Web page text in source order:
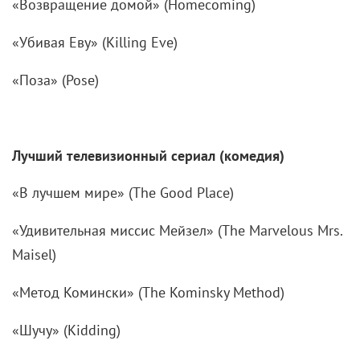
«Возвращение домой» (Homecoming)
«Убивая Еву» (Killing Eve)
«Поза» (Pose)
Лучший телевизионный сериал (комедия)
«В лучшем мире» (The Good Place)
«Удивительная миссис Мейзел» (The Marvelous Mrs.
Maisel)
«Метод Комински» (The Kominsky Method)
«Шучу» (Kidding)